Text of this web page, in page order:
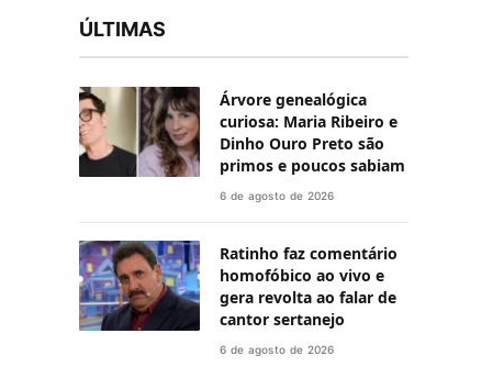
ÚLTIMAS
Árvore genealógica
curiosa: Maria Ribeiro e
Dinho Ouro Preto são
primos e poucos sabiam
6 de agosto de 2026
Ratinho faz comentário
homofóbico ao vivo e
gera revolta ao falar de
cantor sertanejo
6 de agosto de 2026